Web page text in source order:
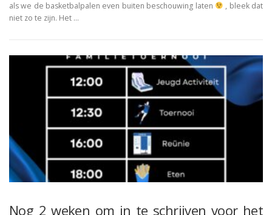
als we de basketbalpalen even buiten beschouwing laten
, bleek dat
niet zo te zijn. Het …
Nog 2 weken om in te schrijven voor het